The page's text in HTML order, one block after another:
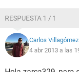
RESPUESTA 1 / 1
Carlos Villagómez
4 abr 2013 a las